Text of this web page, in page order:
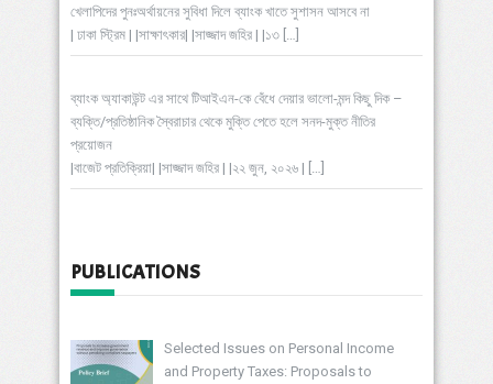
খেলাপিদের পুনঃঅর্থায়নের সুবিধা দিলে ব্যাংক খাতে সুশাসন আসবে না
| ঢাকা স্ট্রিম | |সাক্ষাৎকার| |সাজ্জাদ জহির | |১৩ […]
ব্যাংক অ্যাকাউন্ট এর সাথে টিআইএন-কে বেঁধে দেয়ার ভালো-মন্দ কিছু দিক –
ব্যক্তি/প্রতিষ্ঠানিক স্বৈরাচার থেকে মুক্তি পেতে হলে সনদ-মুক্ত নীতির
প্রয়োজন
|বাজেট প্রতিক্রিয়া| |সাজ্জাদ জহির | |২২ জুন, ২০২৬ | […]
PUBLICATIONS
Selected Issues on Personal Income
and Property Taxes: Proposals to